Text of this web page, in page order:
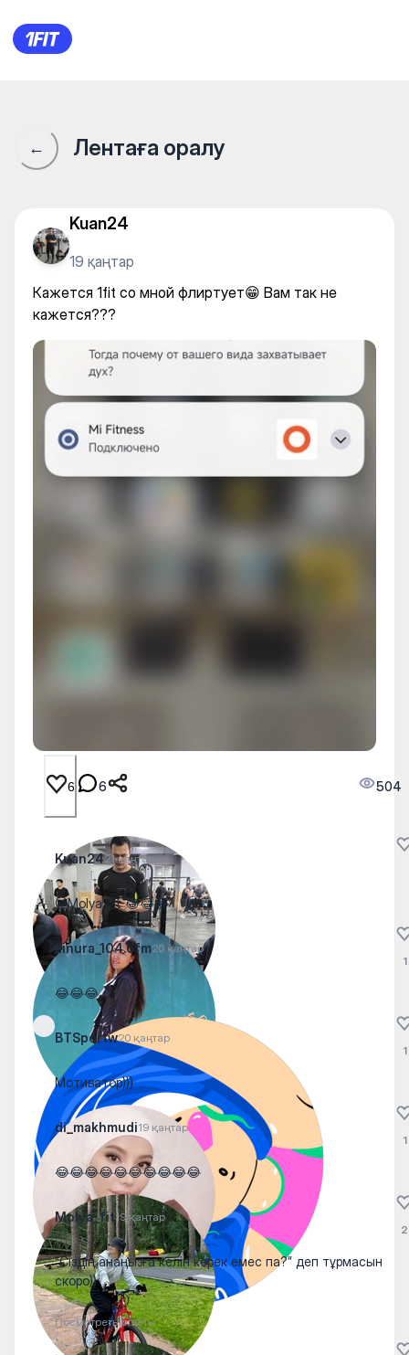
Кажется 1fit со мной
← Лентаға оралу
Kuan24
19 қаңтар
Кажется 1fit со мной флиртует😁 Вам так не
кажется???
6 6 504
Kuan2421 қаңтар
@Molya_fit 😂😂😂
ainura_104.6fm20 қаңтар
😂😂😂
1
BTSportw20 қаңтар
Мотиватор)))
1
di_makhmudi19 қаңтар
😂😂😂😂😂😂😂😂😂😂
1
Molya_fit19 қаңтар
“Сіздің анаңызға келін керек емес па?” деп тұрмасын
скоро))
Посмотреть ответы
2